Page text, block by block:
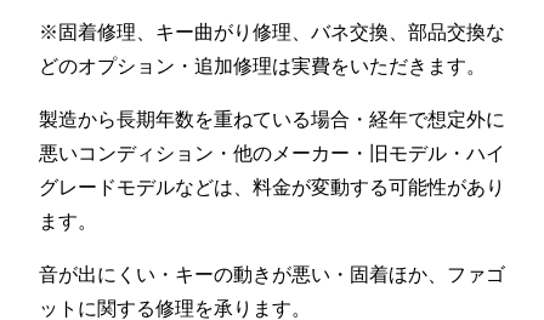
※固着修理、キー曲がり修理、バネ交換、部品交換な
どのオプション・追加修理は実費をいただきます。
製造から長期年数を重ねている場合・経年で想定外に
悪いコンディション・他のメーカー・旧モデル・ハイ
グレードモデルなどは、料金が変動する可能性があり
ます。
音が出にくい・キーの動きが悪い・固着ほか、ファゴ
ットに関する修理を承ります。